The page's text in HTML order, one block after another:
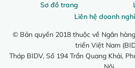
Sơ đồ trang
Liên hệ doanh
© Bản quyền 2018 thuộc về Ngân
triển Việt Nam
Tháp BIDV, Số 194 Trần Quang Khải,